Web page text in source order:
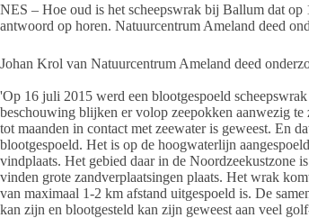
NES – Hoe oud is het scheepswrak bij Ballum dat
antwoord op horen. Natuurcentrum Ameland deed
Johan Krol van Natuurcentrum Ameland deed
'Op 16 juli 2015 werd een blootgespoeld
beschouwing blijken er volop zeepokken aanwezig
tot maanden in contact met zeewater is geweest. En
blootgespoeld. Het is op de hoogwaterlijn
vindplaats. Het gebied daar in de Noordzeekustzone
vinden grote zandverplaatsingen plaats. Het wrak
van maximaal 1-2 km afstand uitgespoeld is. De
kan zijn en blootgesteld kan zijn geweest aan veel